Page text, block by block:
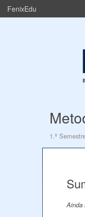
FenixEdu
1.º
Ainda